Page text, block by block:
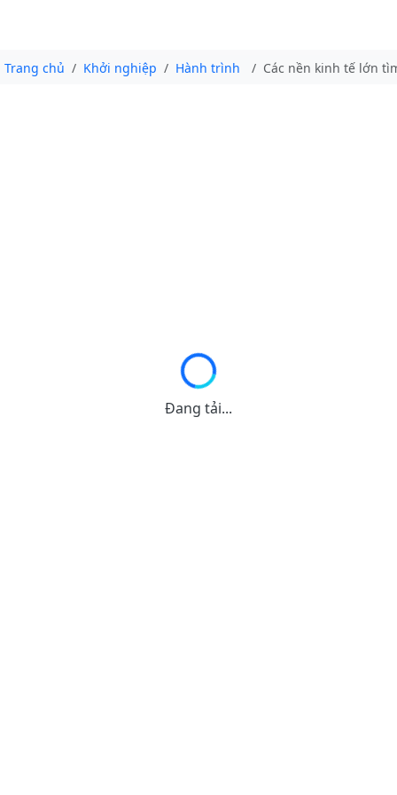
Trang chủ Khởi nghiệp Hành trình Các nền kinh tế lớn
Đang tải...